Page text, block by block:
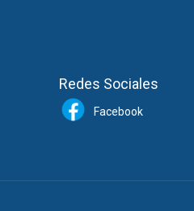
Redes Sociales
Facebook